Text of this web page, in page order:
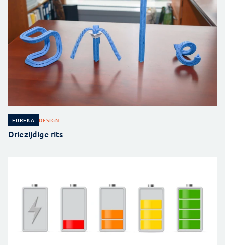
EUREKA DESIGN
Driezijdige rits